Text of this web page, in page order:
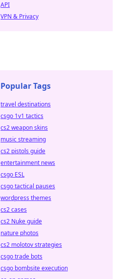
API
VPN & Privacy
Popular Tags
travel destinations
csgo 1v1 tactics
cs2 weapon skins
music streaming
cs2 pistols guide
entertainment news
csgo ESL
csgo tactical pauses
wordpress themes
cs2 cases
cs2 Nuke guide
nature photos
cs2 molotov strategies
csgo trade bots
csgo bombsite execution